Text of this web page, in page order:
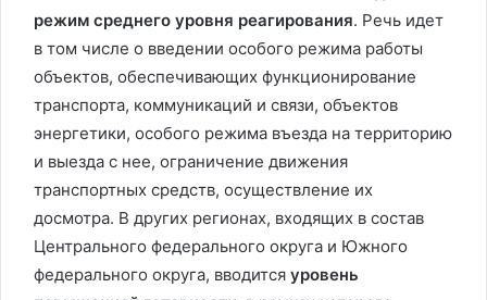
режим среднего уровня реагирования. Речь идет
в том числе о введении особого режима работы
объектов, обеспечивающих функционирование
транспорта, коммуникаций и связи, объектов
энергетики, особого режима въезда на территорию
и выезда с нее, ограничение движения
транспортных средств, осуществление их
досмотра. В других регионах, входящих в состав
Центрального федерального округа и Южного
федерального округа, вводится уровень